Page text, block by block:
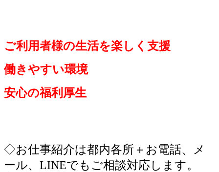
ご利用者様の生活を楽しく支援
働きやすい環境
安心の福利厚生
◇お仕事紹介は都内各所＋お電話、メ
ール、LINEでもご相談対応します。